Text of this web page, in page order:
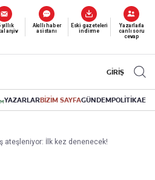
Yeni nesil dijital
19 TL’den başlayan fiyatlarla.
GİRİŞ
YAZARLARBİZİM SAYFAGÜNDEMPOLİTİKA
ateşleniyor: İlk kez denenecek!